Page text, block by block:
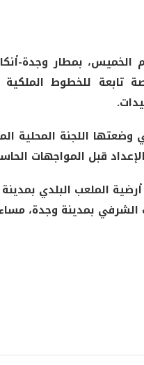
الخميس، بمطار وجدة-
تابعة للخطوط
اللجنة المحلية
قبل المواجهات
الملعب البلدي
بمدينة وجدة،